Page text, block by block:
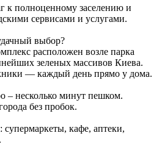
полноценному заселению и
сервисами и услугами.
выбор?
расположен возле парка
зеленых массивов Киева.
— каждый день прямо у дома.
– несколько минут пешком.
без пробок.
супермаркеты, кафе, аптеки,